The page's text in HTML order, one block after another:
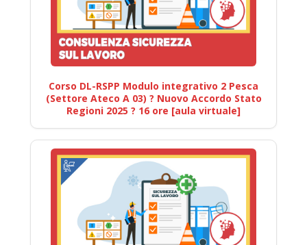
Corso DL-RSPP Modulo integrativo 2 Pesca
(Settore Ateco A 03) ? Nuovo Accordo Stato
Regioni 2025 ? 16 ore [aula virtuale]